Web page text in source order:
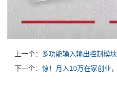
上一个： 多功能输入输出控制模块
下一个： 惊！月入10万在家创业